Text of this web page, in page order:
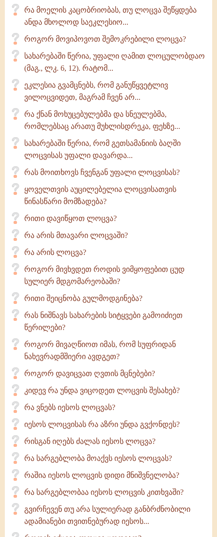
რა მოელის კაცობრიობას, თუ ლოცვა შეწყდება
ანდა მხოლოდ საეკლესიო...
როგორ მოვიპოვოთ შემოკრებილი ლოცვა?
სახარებაში წერია, უფალი ღამით ლოცულობდაო
(მაგ., ლკ. 6, 12). რატომ...
ეკლესია გვამცნებს, რომ განუწყვეტლივ
ვილოცვიდეთ, მაგრამ ჩვენ არ...
რა ქნან მოხუცებულებმა და სნეულებმა,
რომლებსაც არათუ მუხლისდრეკა, ფეხზე...
სახარებაში წერია, რომ გეთსამანიის ბაღში
ლოცვისას უფალი დავარდა...
რას მოითხოვს ჩვენგან უფალი ლოცვისას?
ყოველთვის აუცილებელია ლოცვისათვის
წინასწარი მომზადება?
რითი დავიწყოთ ლოცვა?
რა არის მთავარი ლოცვაში?
რა არის ლოცვა?
როგორ მივხვდეთ როდის ვიმყოფებით ცუდ
სულიერ მდგომარეობაში?
რითი შეიცნობა გულმოდგინება?
რას ნიშნავს სახარების სიტყვები გამოიძიეთ
წერილები?
როგორ მივაღწიოთ იმას, რომ სუფრიდან
ნახევრადმშიერი ავდგეთ?
როგორ დავიცვათ ღვთის მცნებები?
კიდევ რა უნდა ვიცოდეთ ლოცვის შესახებ?
რა ვნებს იესოს ლოცვას?
იესოს ლოცვისას რა აზრი უნდა გვქონდეს?
რისგან იღებს ძალას იესოს ლოცვა?
რა სარგებლობა მოაქვს იესოს ლოცვას?
რაშია იესოს ლოცვის დიდი მნიშვნელობა?
რა სარგებლობაა იესოს ლოცვის კითხვაში?
გვირჩევენ თუ არა სულიერად განბრძნობილი
ადამიანები თვითნებურად იესოს...